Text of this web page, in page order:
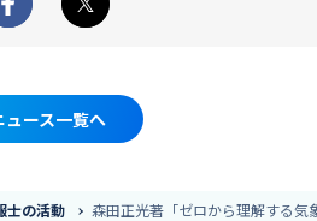
Facebook
X
ュース一覧へ
士の活動 森田正光著「ゼロから理解する気